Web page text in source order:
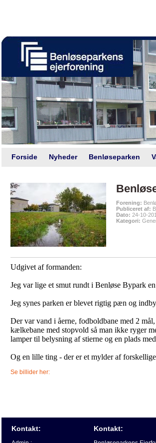
Forside Nyheder Benløseparken
Forening:
Publiceret af:
Dato: 24-10-
Kategori:
Udgivet af formanden:
Jeg var lige et smut rundt i Benløse Bypark
Jeg synes parken er blevet rigtig pæn og
Der var vand i åerne, fodboldbane med 2
kælkebane med stopvold så man ikke ryger
lamper til belysning af stierne og en plads
Og en lille ting - der er et mylder af
Se billider her:
Kontakt: Kontakt: